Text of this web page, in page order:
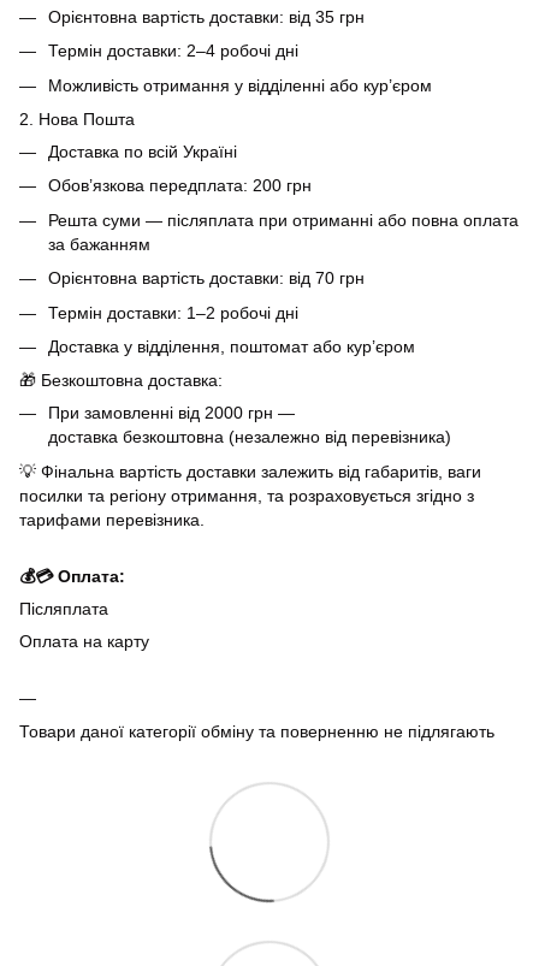
Орієнтовна вартість доставки: від 35 грн
Термін доставки: 2–4 робочі дні
Можливість отримання у відділенні або кур’єром
2. Нова Пошта
Доставка по всій Україні
Обов’язкова передплата: 200 грн
Решта суми — післяплата при отриманні або повна оплата
за бажанням
Орієнтовна вартість доставки: від 70 грн
Термін доставки: 1–2 робочі дні
Доставка у відділення, поштомат або кур’єром
🎁 Безкоштовна доставка:
При замовленні від 2000 грн —
доставка безкоштовна (незалежно від перевізника)
💡 Фінальна вартість доставки залежить від габаритів, ваги
посилки та регіону отримання, та розраховується згідно з
тарифами перевізника.
💰💳 Оплата:
Післяплата
Оплата на карту
Товари даної категорії обміну та поверненню не підлягають